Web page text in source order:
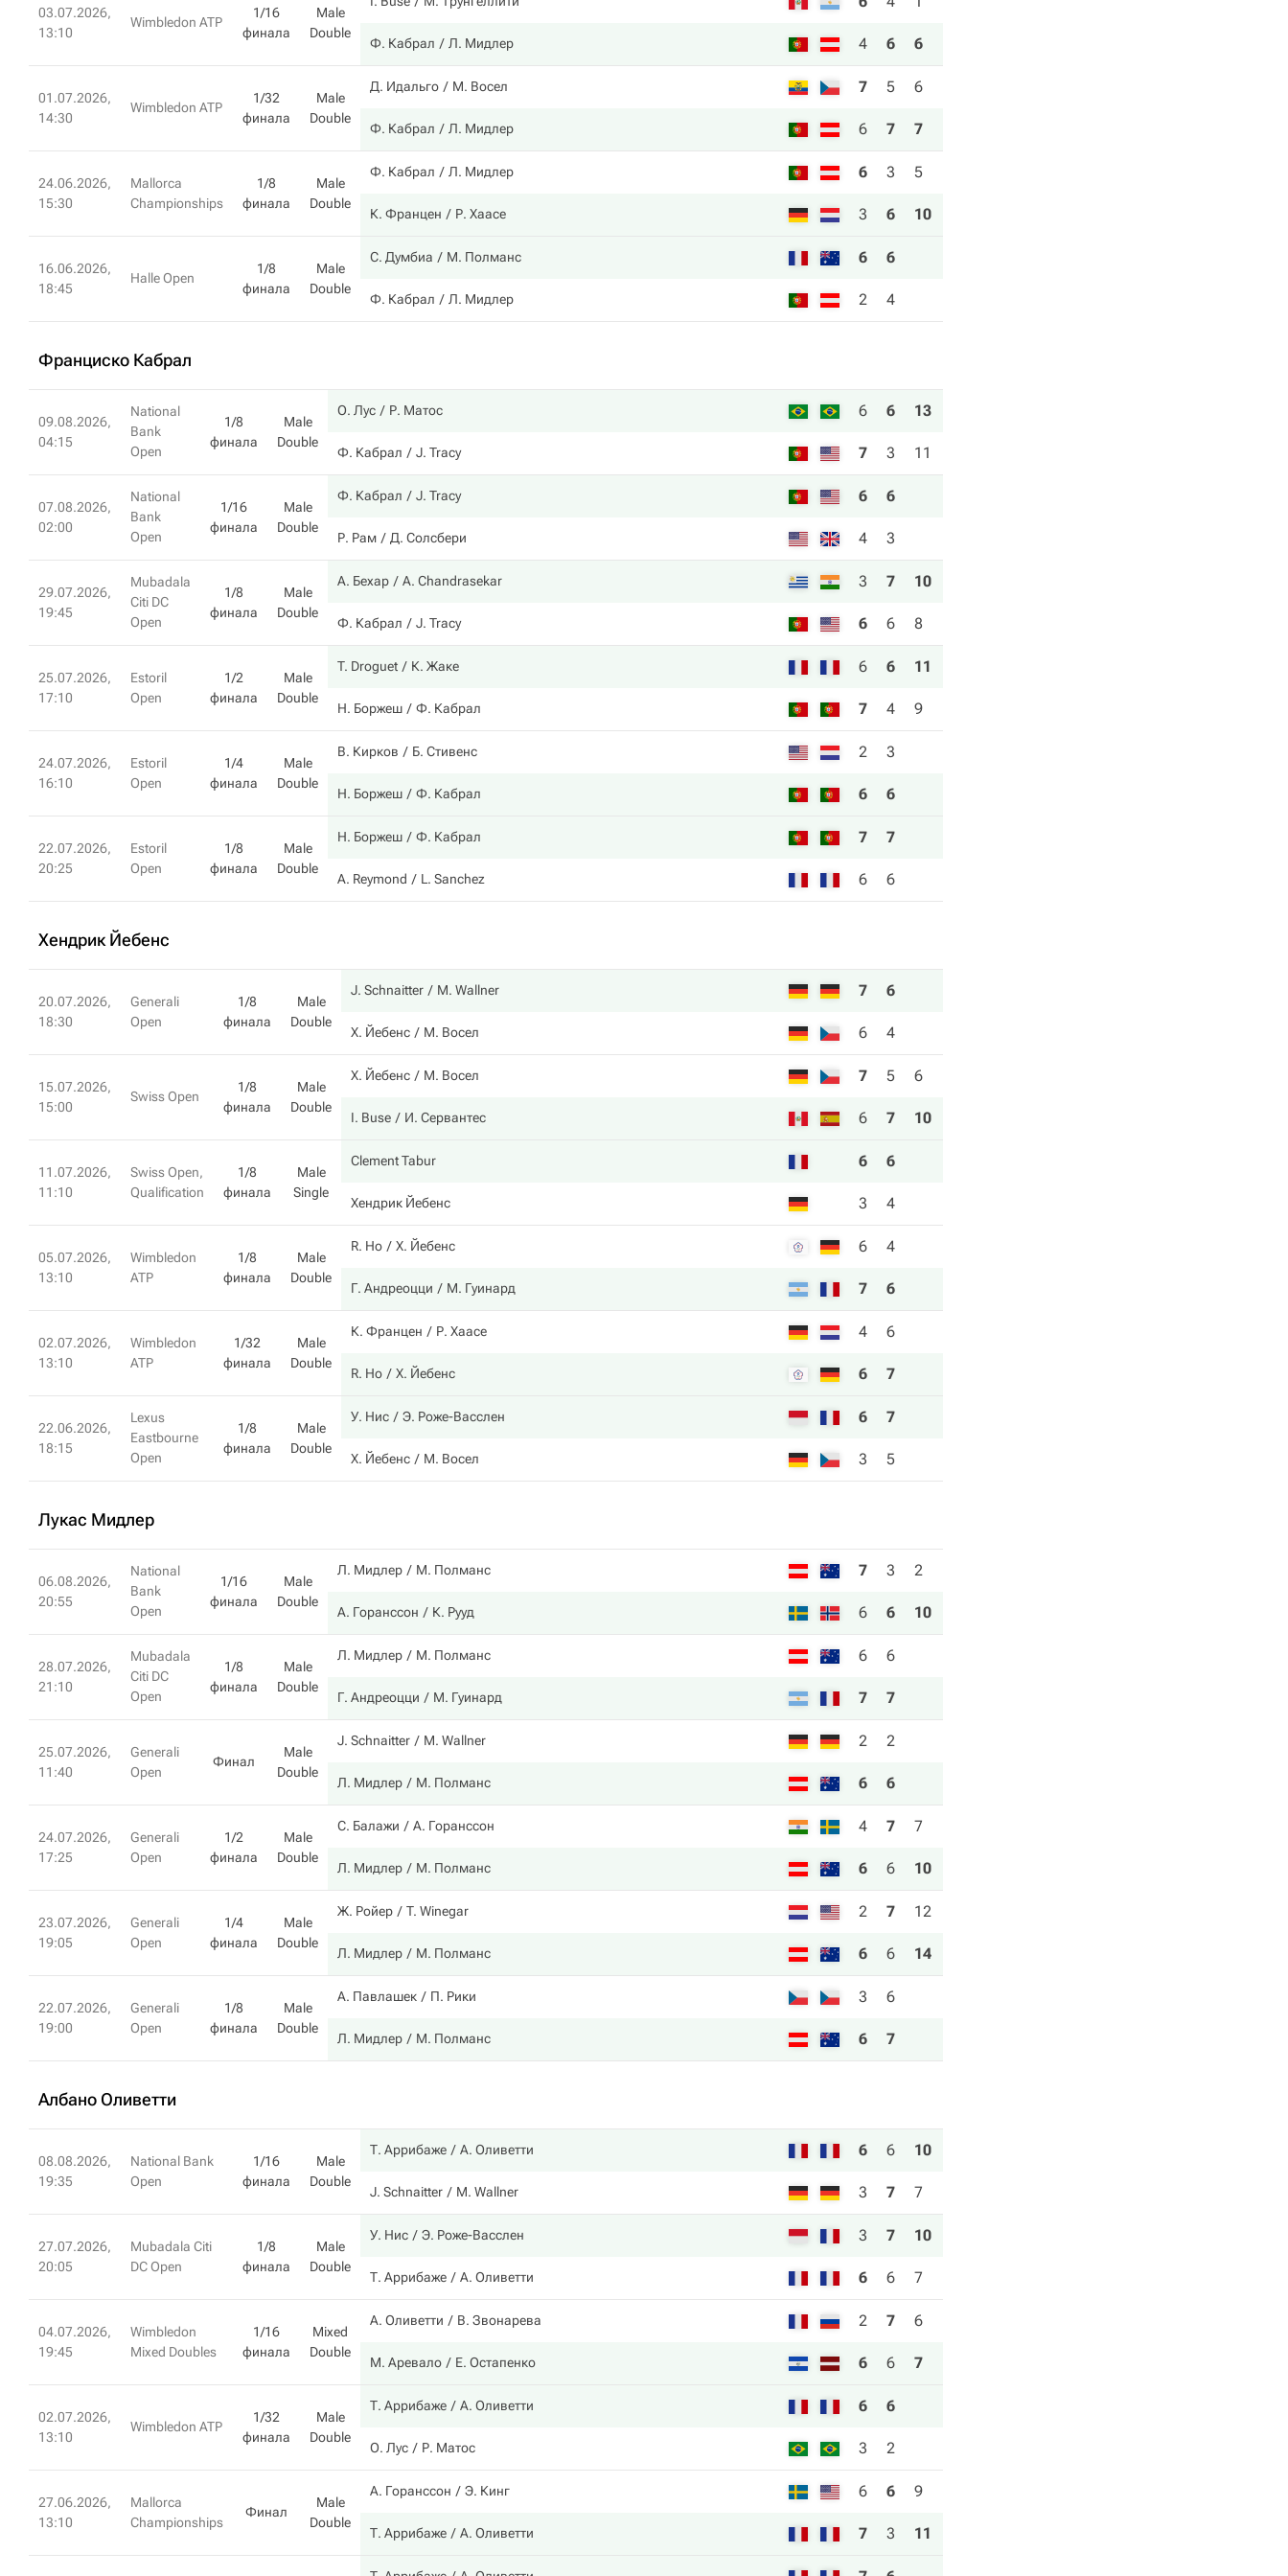
03.07.2026,
13:10
Wimbledon ATP
1/16
финала
Male
Double
Ф. Кабрал Л. Мидлер 4 6 6
01.07.2026,
14:30
Wimbledon ATP
1/32
финала
Male
Double
Д. Идальго М. Восел 7 5 6
Ф. Кабрал Л. Мидлер 6 7 7
24.06.2026,
15:30
Mallorca
Championships
1/8
финала
Male
Double
Ф. Кабрал Л. Мидлер 6 3 5
К. Францен Р. Хаасе 3 6 10
16.06.2026,
18:45
Halle Open
1/8
финала
Male
Double
С. Думбиа М. Полманс 6 6
Ф. Кабрал Л. Мидлер 2 4
Франциско Кабрал
09.08.2026,
04:15
National
Bank
Open
1/8
финала
Male
Double
О. Лус Р. Матос 6 6 13
Ф. Кабрал J. Tracy 7 3 11
07.08.2026,
02:00
National
Bank
Open
1/16
финала
Male
Double
Ф. Кабрал J. Tracy 6 6
Р. Рам Д. Солсбери 4 3
29.07.2026,
19:45
Mubadala
Citi DC
Open
1/8
финала
Male
Double
А. Бехар A. Chandrasekar 3 7 10
Ф. Кабрал J. Tracy 6 6 8
25.07.2026,
17:10
Estoril
Open
1/2
финала
Male
Double
T. Droguet К. Жаке 6 6 11
Н. Боржеш Ф. Кабрал 7 4 9
24.07.2026,
16:10
Estoril
Open
1/4
финала
Male
Double
В. Кирков Б. Стивенс 2 3
Н. Боржеш Ф. Кабрал 6 6
22.07.2026,
20:25
Estoril
Open
1/8
финала
Male
Double
Н. Боржеш Ф. Кабрал 7 7
A. Reymond L. Sanchez 6 6
Хендрик Йебенс
20.07.2026,
18:30
Generali
Open
1/8
финала
Male
Double
J. Schnaitter M. Wallner 7 6
Х. Йебенс М. Восел 6 4
15.07.2026,
15:00
Swiss Open
1/8
финала
Male
Double
Х. Йебенс М. Восел 7 5 6
I. Buse И. Сервантес 6 7 10
11.07.2026,
11:10
Swiss Open,
Qualification
1/8
финала
Male
Single
Clement Tabur 6 6
Хендрик Йебенс 3 4
05.07.2026,
13:10
Wimbledon
ATP
1/8
финала
Male
Double
R. Ho Х. Йебенс 6 4
Г. Андреоцци М. Гуинард 7 6
02.07.2026,
13:10
Wimbledon
ATP
1/32
финала
Male
Double
К. Францен Р. Хаасе 4 6
R. Ho Х. Йебенс 6 7
22.06.2026,
18:15
Lexus
Eastbourne
Open
1/8
финала
Male
Double
У. Нис Э. Роже-Васслен 6 7
Х. Йебенс М. Восел 3 5
Лукас Мидлер
06.08.2026,
20:55
National
Bank
Open
1/16
финала
Male
Double
Л. Мидлер М. Полманс 7 3 2
А. Горанссон К. Рууд 6 6 10
28.07.2026,
21:10
Mubadala
Citi DC
Open
1/8
финала
Male
Double
Л. Мидлер М. Полманс 6 6
Г. Андреоцци М. Гуинард 7 7
25.07.2026,
11:40
Generali
Open
Финал
Male
Double
J. Schnaitter M. Wallner 2 2
Л. Мидлер М. Полманс 6 6
24.07.2026,
17:25
Generali
Open
1/2
финала
Male
Double
С. Балажи А. Горанссон 4 7 7
Л. Мидлер М. Полманс 6 6 10
23.07.2026,
19:05
Generali
Open
1/4
финала
Male
Double
Ж. Ройер T. Winegar 2 7 12
Л. Мидлер М. Полманс 6 6 14
22.07.2026,
19:00
Generali
Open
1/8
финала
Male
Double
А. Павлашек П. Рики 3 6
Л. Мидлер М. Полманс 6 7
Албано Оливетти
08.08.2026,
19:35
National Bank
Open
1/16
финала
Male
Double
Т. Аррибаже А. Оливетти 6 6 10
J. Schnaitter M. Wallner 3 7 7
27.07.2026,
20:05
Mubadala Citi
DC Open
1/8
финала
Male
Double
У. Нис Э. Роже-Васслен 3 7 10
Т. Аррибаже А. Оливетти 6 6 7
04.07.2026,
19:45
Wimbledon
Mixed Doubles
1/16
финала
Mixed
Double
А. Оливетти В. Звонарева 2 7 6
М. Аревало Е. Остапенко 6 6 7
02.07.2026,
13:10
Wimbledon ATP
1/32
финала
Male
Double
Т. Аррибаже А. Оливетти 6 6
О. Лус Р. Матос 3 2
27.06.2026,
13:10
Mallorca
Championships
Финал
Male
Double
А. Горанссон Э. Кинг 6 6 9
Т. Аррибаже А. Оливетти 7 3 11